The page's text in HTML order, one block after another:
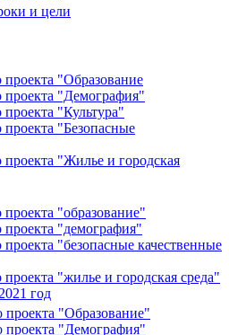
и цели
проекта "Образование
проекта "Демография"
"Культура"
проекта "Безопасные
проекта "Жилье и городская
"образование"
проекта "демография"
"безопасные качественные
"жилье и городская среда"
год
проекта "Образование"
проекта "Демография"